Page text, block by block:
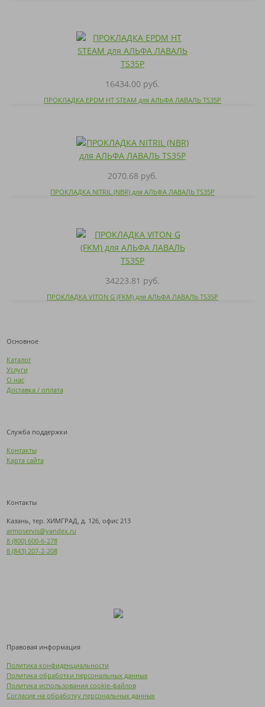
16434.00 руб.
ПРОКЛАДКА EPDM HT STEAM для АЛЬФА ЛАВАЛЬ TS35P
2070.68 руб.
ПРОКЛАДКА NITRIL (NBR) для АЛЬФА ЛАВАЛЬ TS35P
34223.81 руб.
ПРОКЛАДКА VITON G (FKM) для АЛЬФА ЛАВАЛЬ TS35P
Основное
Каталог
Услуги
О нас
Доставка / оплата
Служба поддержки
Контакты
Карта сайта
Контакты
Казань, тер. ХИМГРАД, д. 126, офис 213
armoservis@yandex.ru
8 (800) 600-6-278
8 (843) 207-2-208
Правовая информация
Политика конфиденциальности
Политика обработки персональных данных
Политика использования cookie-файлов
Согласие на обработку персональных данных